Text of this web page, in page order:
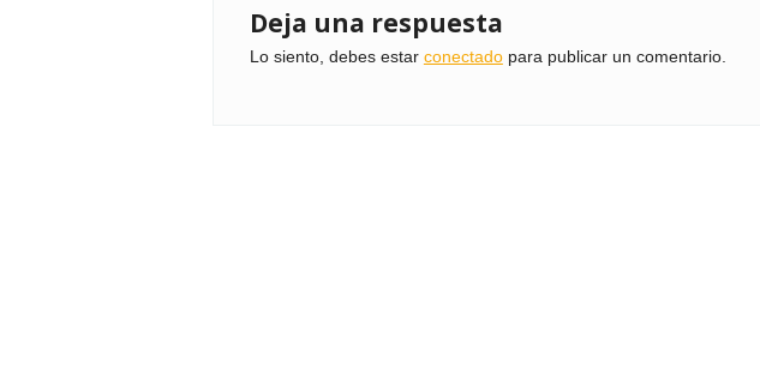
Deja una respuesta
Lo siento, debes estar conectadopara publicar un comentario.